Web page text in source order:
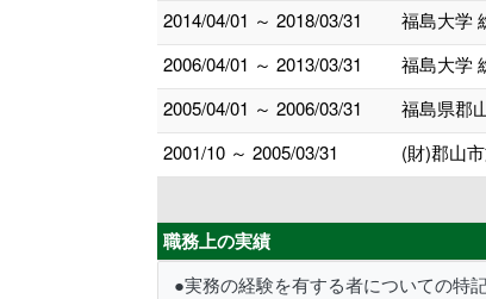
2014/04/01 ～ 2018/03/31
福島大学
2006/04/01 ～ 2013/03/31
福島大学
2005/04/01 ～ 2006/03/31
福島県郡
2001/10 ～ 2005/03/31
(財)郡山
職務上の実績
●実務の経験を有する者についての特